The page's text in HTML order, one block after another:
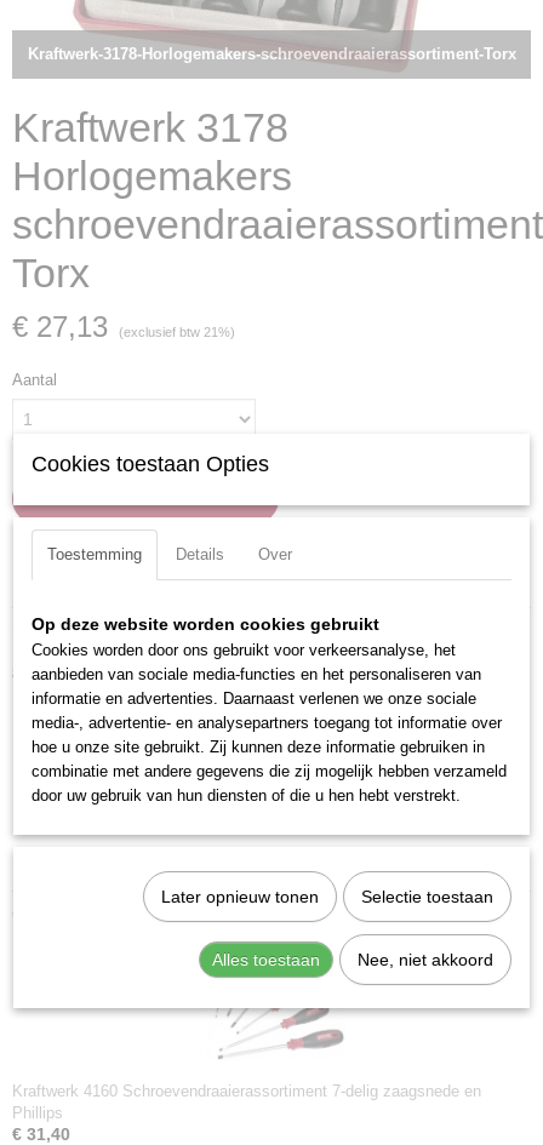
Kraftwerk-3178-Horlogemakers-schroevendraaierassortiment-Torx
Kraftwerk 3178
Horlogemakers
schroevendraaierassortiment
Torx
€ 27,13 (exclusief btw 21%)
Aantal
Specificaties
Productcode
3178
EAN code
7612206041621
Productcode leverancier
3178
Omschrijving
8-delige set.
Inhoud:
Torx schroevendraaiers T5 - T6 - T7 - T8
Torx schroevendraaiers met stiftgeleiding (gaatje) T9 - T10 - T15 -
Ook interessant
Kraftwerk 4160 Schroevendraaierassortiment 7-delig zaagsnede en
Phillips
€ 31,40
Cookies toestaan Opties
Toestemming Details Over
Op deze website worden cookies gebruikt
Cookies worden door ons gebruikt voor verkeersanalyse, het
aanbieden van sociale media-functies en het personaliseren van
informatie en advertenties. Daarnaast verlenen we onze sociale
media-, advertentie- en analysepartners toegang tot informatie over
hoe u onze site gebruikt. Zij kunnen deze informatie gebruiken in
combinatie met andere gegevens die zij mogelijk hebben verzameld
door uw gebruik van hun diensten of die u hen hebt verstrekt.
Later opnieuw tonen Selectie toestaan
Alles toestaan Nee, niet akkoord